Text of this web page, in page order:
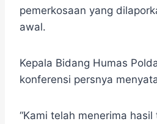
pemerkosaan yang
awal.
Kepala Bidang Humas
konferensi persnya
“Kami telah menerima hasil